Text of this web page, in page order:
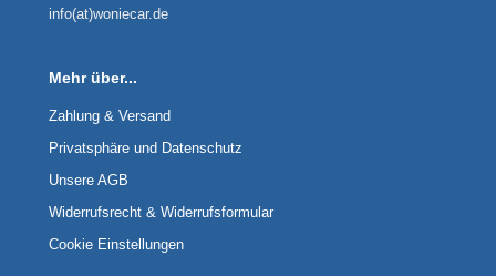
info(at)woniecar.de
Mehr über...
Zahlung & Versand
Privatsphäre und Datenschutz
Unsere AGB
Widerrufsrecht & Widerrufsformular
Cookie Einstellungen